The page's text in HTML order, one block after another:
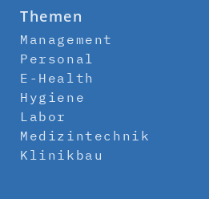
Themen
Management
Personal
E-Health
Hygiene
Labor
Medizintechnik
Klinikbau